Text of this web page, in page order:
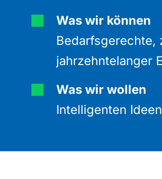
Was wir können
Bedarfsgerechte,
jahrzehntelanger
Was wir wollen
Intelligenten